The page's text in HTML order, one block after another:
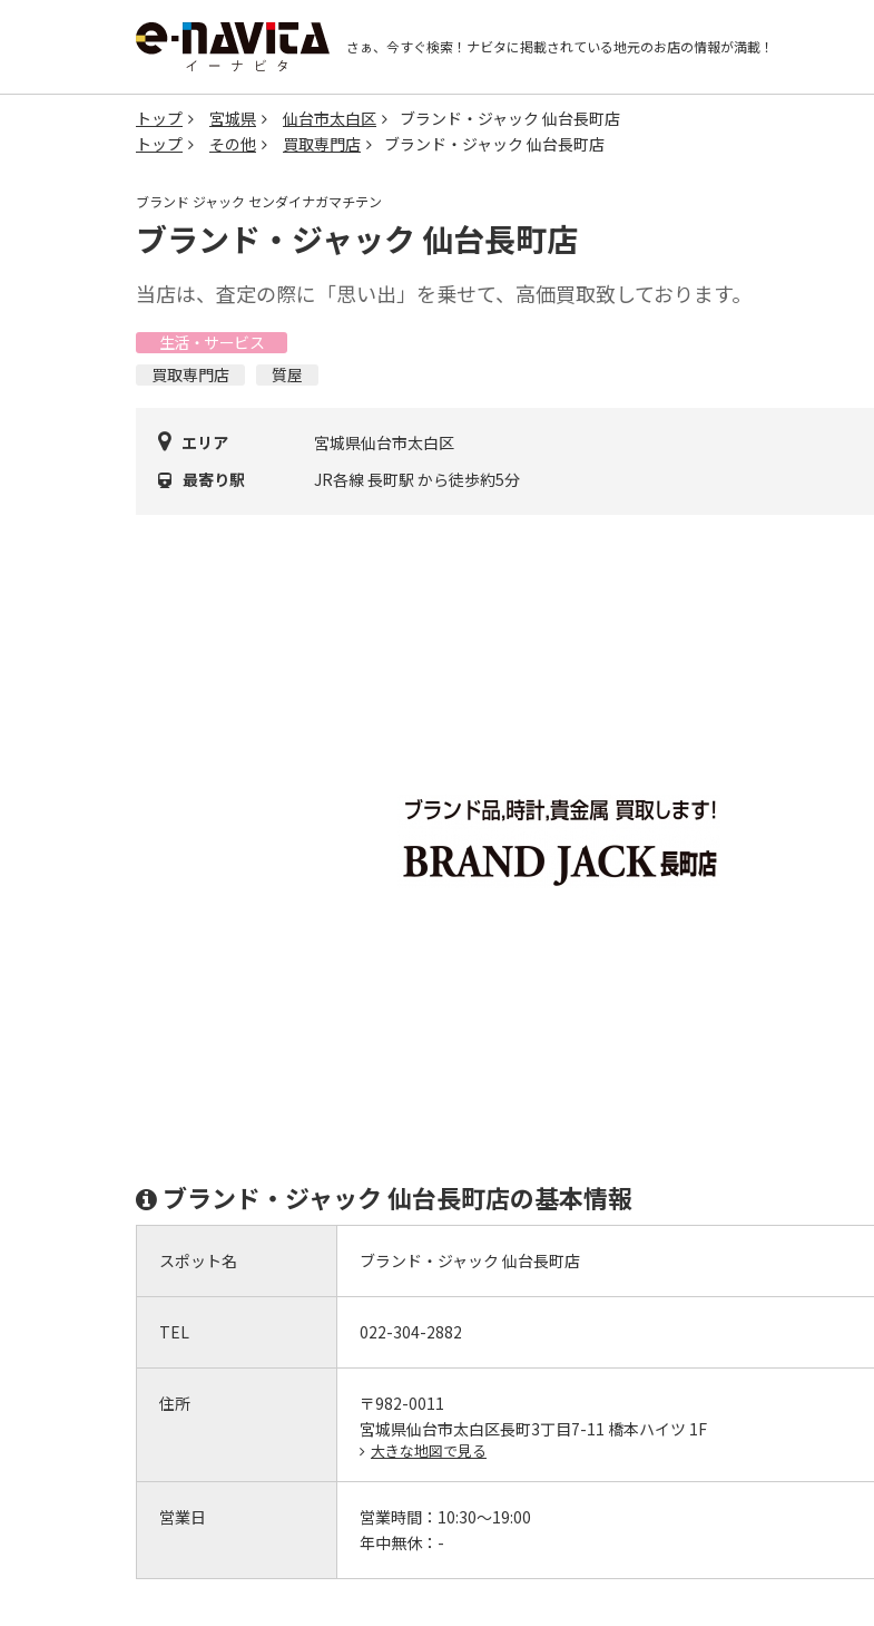
さぁ、今すぐ検索！ ナビタに掲載されている地元のお店の情報が満載！
トップ 宮城県 仙台市太白区
ブランド・ジャック 仙台長町店
トップ
その他 買取専門店 ブランド・ジャック 仙台長町店
ブランド ジャック センダイナガマチテン
ブランド・ジャック 仙台長町店
当店は、査定の際に「思い出」を乗せて、高価買取致しております。
生活・サービス
買取専門店
質屋
エリア
宮城県仙台市太白区
最寄り駅
JR各線 長町駅 から徒歩約5分
ブランド・ジャック 仙台長町店の基本情報
スポット名 ブランド・ジャック 仙台長町店
TEL 022-304-2882
住所
〒982-0011
宮城県仙台市太白区長町3丁目7-11 橋本ハイツ 1F
大きな地図で見る
営業日 営業時間： 10:30～19:00
年中無休： -